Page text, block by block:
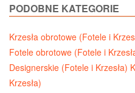
PODOBNE KATEGORIE
Krzesła obrotowe (Fotele i
Fotele obrotowe (Fotele i
Designerskie (Fotele i Krzesła)
Krzesła)